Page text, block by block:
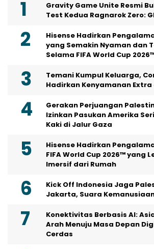
Gravity Game Unite Resmi
Test Kedua Ragnarok Zero:
Hisense Hadirkan
yang Semakin Nyaman dan
Selama FIFA World Cup
Temani Kumpul Keluarga,
Hadirkan Kenyamanan Extra
Gerakan Perjuangan
Izinkan Pasukan Amerika
Kaki di Jalur Gaza
Hisense Hadirkan
FIFA World Cup 2026™ yang
Imersif dari Rumah
Kick Off Indonesia Jaga
Jakarta, Suara
Konektivitas Berbasis AI:
Arah Menuju Masa Depan
Cerdas